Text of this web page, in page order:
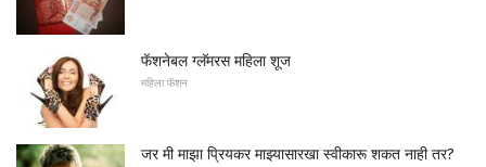
फॅशनेबल ग्लॅमरस महिला शूज
महिला फॅशन
जर मी माझा प्रियकर माझ्यासारखा स्वीकारू शकत नाही तर?